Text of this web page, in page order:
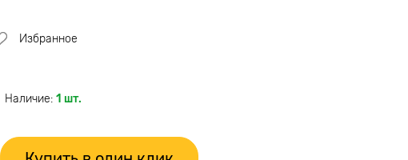
Избранное
Наличие: 1 шт.